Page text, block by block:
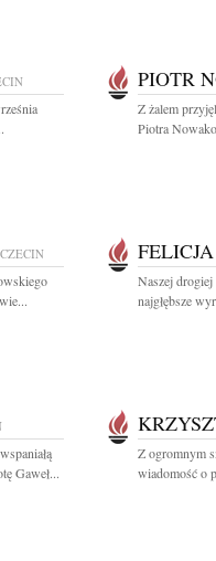
PIOTR
Z żalem
Piotra
Naszej
najgłębsze
Gaweł...
Z ogromnym
wiadomość o